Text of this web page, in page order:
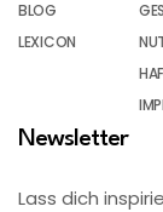
BLOG
LEXICON
Newsletter
Lass dich